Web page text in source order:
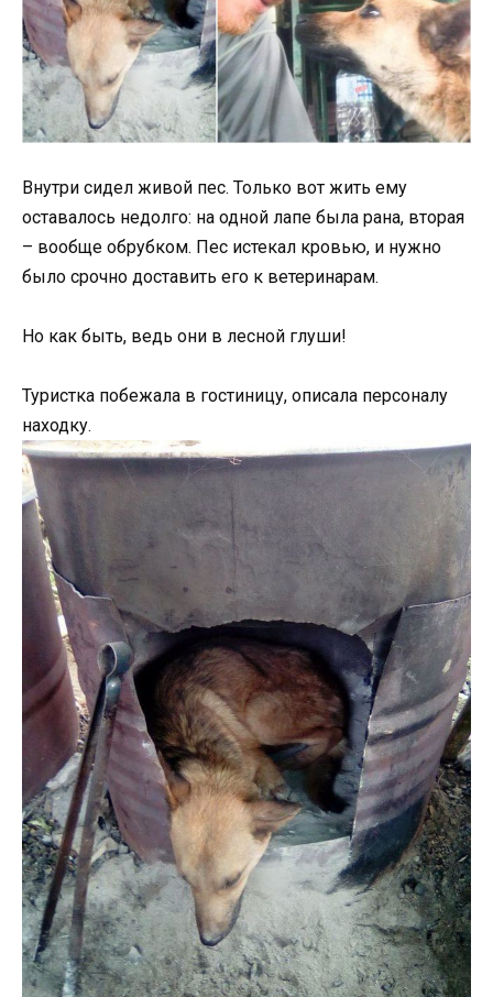
Внутри сидел живой пес. Только вот жить ему
оставалось недолго: на одной лапе была рана, вторая
– вообще обрубком. Пес истекал кровью, и нужно
было срочно доставить его к ветеринарам.
Но как быть, ведь они в лесной глуши!
Туристка побежала в гостиницу, описала персоналу
находку.